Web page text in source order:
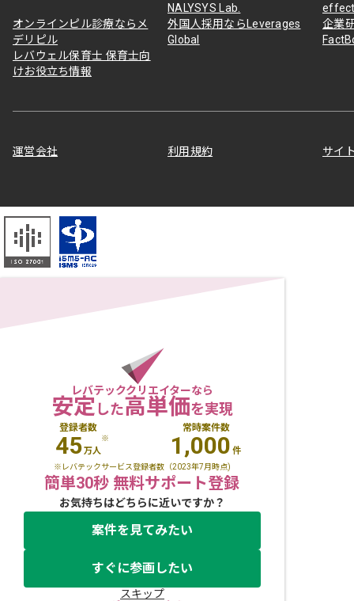
NALYSYS Lab.
オンラインピル診療ならメ
デリピル
外国人採用ならLeverages
Global
企業
レバウェル保育士 保育士向
けお役立ち情報
運営会社 利用規約 サイ
レバテッククリエイターなら
安定した高単価を実現
登録者数
45万人
※
常時案件数
1,000 件
※レバテックサービス登録者数（2023年7月時点)
簡単30秒 無料サポート登録
お気持ちはどちらに近いですか？
案件を見てみたい
すぐに参画したい
スキップ